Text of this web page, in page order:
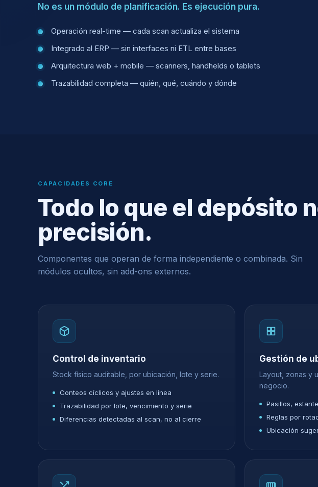
No es un módulo de planificación. Es ejecución pura.
Operación real-time — cada scan actualiza el sistema
Integrado al ERP — sin interfaces ni ETL entre bases
Arquitectura web + mobile — scanners, handhelds o tablets
Trazabilidad completa — quién, qué, cuándo y dónde
CAPACIDADES CORE
Todo lo que el depósito
precisión.
Componentes que operan de forma independiente o combinada. Sin
módulos ocultos, sin add-ons externos.
Control de inventario
Stock físico auditable, por ubicación, lote y serie.
Conteos cíclicos y ajustes en línea
Trazabilidad por lote, vencimiento y serie
Diferencias detectadas al scan, no al cierre
Gestión de
Layout, zonas y
negocio.
Pasillos,
Reglas por
Ubicación